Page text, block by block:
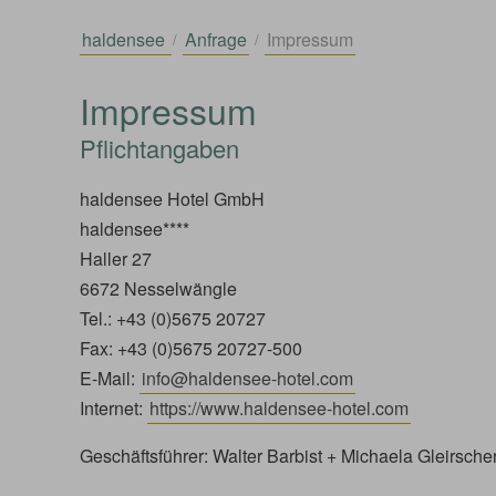
haldensee Anfrage Impressum
Impressum
Pflichtangaben
haldensee Hotel GmbH
haldensee****
Haller 27
6672 Nesselwängle
Tel.: +43 (0)5675 20727
Fax: +43 (0)5675 20727-500
E-Mail: info@haldensee-hotel.com
Internet: https://www.haldensee-hotel.com
Geschäftsführer: Walter Barbist + Michaela